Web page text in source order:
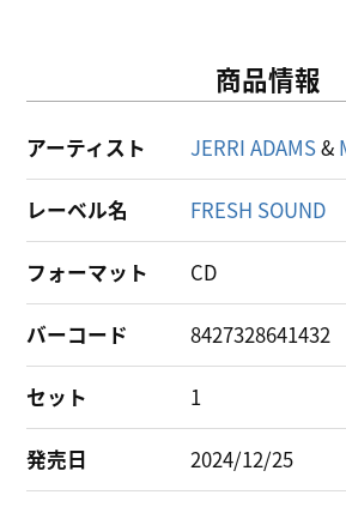
商品情報
アーティスト JERRI ADAMS&
レーベル名 FRESH SOUND
フォーマット CD
バーコード 8427328641432
セット 1
発売日 2024/12/25